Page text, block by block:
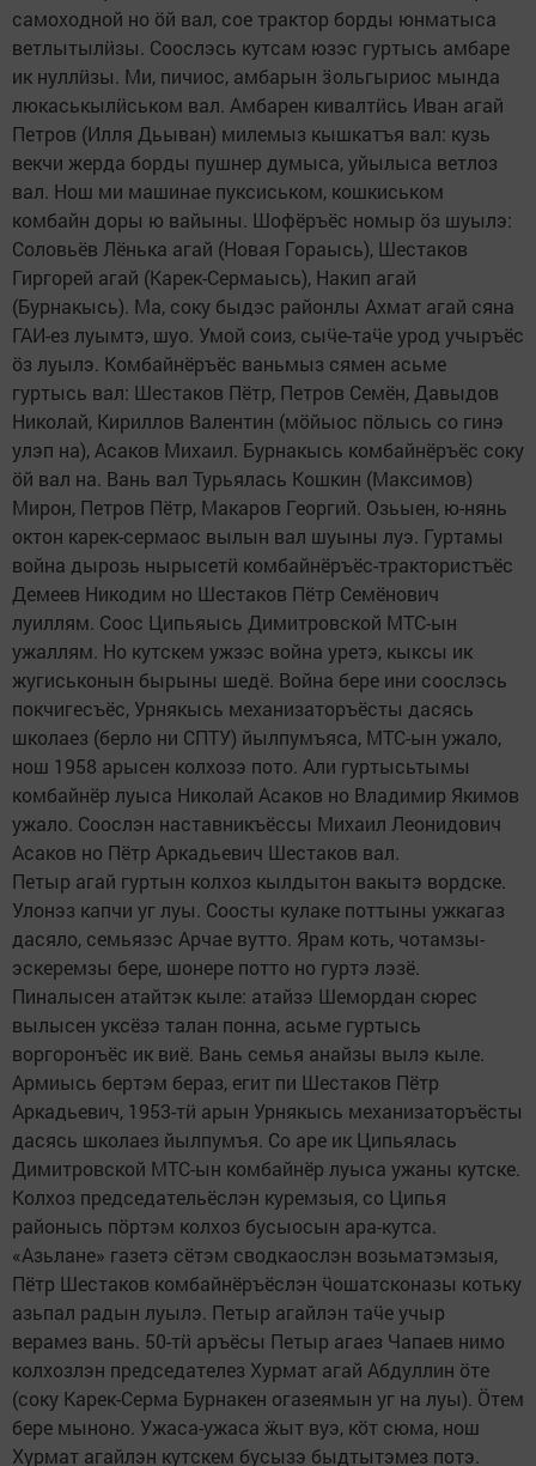
самоходной но ӧй вал, сое трактор борды юнматыса
ветлытылӥзы. Соослэсь кутсам юзэс гуртысь амбаре
ик нуллӥзы. Ми, пичиос, амбарын ӟольгыриос мында
люкаськылӥськом вал. Амбарен кивалтӥсь Иван агай
Петров (Илля Дьыван) милемыз кышкатъя вал: кузь
векчи жерда борды пушнер думыса, уйылыса ветлоз
вал. Нош ми машинае пуксиськом, кошкиськом
комбайн доры ю вайыны. Шофёръёс номыр ӧз шуылэ:
Соловьёв Лёнька агай (Новая Гораысь), Шестаков
Гиргорей агай (Карек-Сермаысь), Накип агай
(Бурнакысь). Ма, соку быдэс районлы Ахмат агай сяна
ГАИ-ез луымтэ, шуо. Умой соиз, сыӵе-таӵе урод учыръёс
ӧз луылэ. Комбайнёръёс ваньмыз сямен асьме
гуртысь вал: Шестаков Пётр, Петров Семён, Давыдов
Николай, Кириллов Валентин (мӧйыос пӧлысь со гинэ
улэп на), Асаков Михаил. Бурнакысь комбайнёръёс соку
ӧй вал на. Вань вал Турьялась Кошкин (Максимов)
Мирон, Петров Пётр, Макаров Георгий. Озьыен, ю-нянь
октон карек-сермаос вылын вал шуыны луэ. Гуртамы
война дырозь нырысетӥ комбайнёръёс-трактористъёс
Демеев Никодим но Шестаков Пётр Семёнович
луиллям. Соос Ципьяысь Димитровской МТС-ын
ужаллям. Но кутскем ужзэс война уретэ, кыксы ик
жугиськонын бырыны шедё. Война бере ини соослэсь
покчигесъёс, Урнякысь механизаторъёсты дасясь
школаез (берло ни СПТУ) йылпумъяса, МТС-ын ужало,
нош 1958 арысен колхозэ пото. Али гуртысьтымы
комбайнёр луыса Николай Асаков но Владимир Якимов
ужало. Соослэн наставникъёссы Михаил Леонидович
Асаков но Пётр Аркадьевич Шестаков вал.
Петыр агай гуртын колхоз кылдытон вакытэ вордске.
Улонэз капчи уг луы. Соосты кулаке поттыны ужкагаз
дасяло, семьязэс Арчае вутто. Ярам коть, чотамзы-
эскеремзы бере, шонере потто но гуртэ лэзё.
Пиналысен атайтэк кыле: атайзэ Шемордан сюрес
вылысен уксёзэ талан понна, асьме гуртысь
воргоронъёс ик виё. Вань семья анайзы вылэ кыле.
Армиысь бертэм бераз, егит пи Шестаков Пётр
Аркадьевич, 1953-тӥ арын Урнякысь механизаторъёсты
дасясь школаез йылпумъя. Со аре ик Ципьялась
Димитровской МТС-ын комбайнёр луыса ужаны кутске.
Колхоз председательёслэн куремзыя, со Ципья
районысь пӧртэм колхоз бусыосын ара-кутса.
«Азьлане» газетэ сётэм сводкаослэн возьматэмзыя,
Пётр Шестаков комбайнёръёслэн ӵошатсконазы котьку
азьпал радын луылэ. Петыр агайлэн таӵе учыр
верамез вань. 50-тӥ аръёсы Петыр агаез Чапаев нимо
колхозлэн председателез Хурмат агай Абдуллин ӧте
(соку Карек-Серма Бурнакен огазеямын уг на луы). Ӧтем
бере мыноно. Ужаса-ужаса ӝыт вуэ, кӧт сюма, нош
Хурмат агайлэн кутскем бусызэ быдтытэмез потэ.